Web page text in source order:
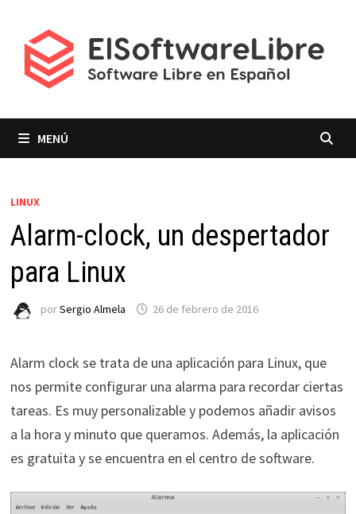
contenido
MENÚ
LINUX
Alarm-clock, un despertador
para Linux
porSergio Almela 26 de febrero de 2016
Alarm clock se trata de una aplicación para Linux, que
nos permite configurar una alarma para recordar ciertas
tareas. Es muy personalizable y podemos añadir avisos
a la hora y minuto que queramos. Además, la aplicación
es gratuita y se encuentra en el centro de software.